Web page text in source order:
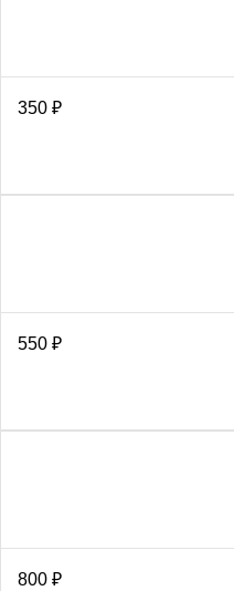
350 ₽
550 ₽
800 ₽